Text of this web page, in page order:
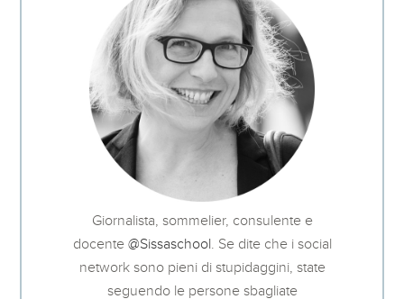
Giornalista, sommelier, consulente e
docente @Sissaschool. Se dite che i social
network sono pieni di stupidaggini, state
seguendo le persone sbagliate